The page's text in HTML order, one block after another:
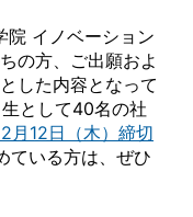
院 イノベーション
の方、ご出願およ
した内容となって
として40名の社
月12日（木）締切
ている方は、ぜひ